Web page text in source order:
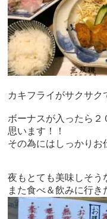
カキフライがサクサ
ボーナスが入ったら２
思います！！
その為にはしっかりお
夜もとても美味しそう
また食べ＆飲みに行